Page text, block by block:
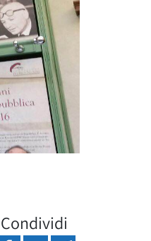
Condividi